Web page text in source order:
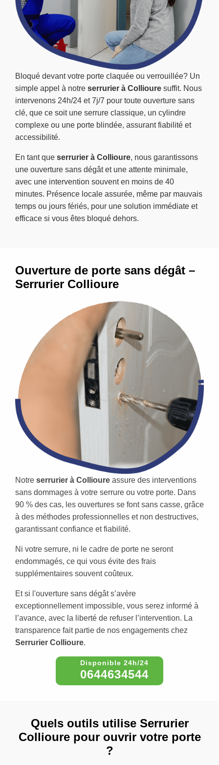
Bloqué devant votre porte claquée ou verrouillée? Un
simple appel à notre serrurier à Collioure suffit. Nous
intervenons 24h/24 et 7j/7 pour toute ouverture sans
clé, que ce soit une serrure classique, un cylindre
complexe ou une porte blindée, assurant fiabilité et
accessibilité.
En tant que serrurier à Collioure, nous garantissons
une ouverture sans dégât et une attente minimale,
avec une intervention souvent en moins de 40
minutes. Présence locale assurée, même par mauvais
temps ou jours fériés, pour une solution immédiate et
efficace si vous êtes bloqué dehors.
Ouverture de porte sans dégât –
Serrurier Collioure
Notre serrurier à Collioure assure des interventions
sans dommages à votre serrure ou votre porte. Dans
90 % des cas, les ouvertures se font sans casse, grâce
à des méthodes professionnelles et non destructives,
garantissant confiance et fiabilité.
Ni votre serrure, ni le cadre de porte ne seront
endommagés, ce qui vous évite des frais
supplémentaires souvent coûteux.
Et si l'ouverture sans dégât s’avère
exceptionnellement impossible, vous serez informé à
l’avance, avec la liberté de refuser l’intervention. La
transparence fait partie de nos engagements chez
Serrurier Collioure.
0644634544
Quels outils utilise Serrurier
Collioure pour ouvrir votre porte
?